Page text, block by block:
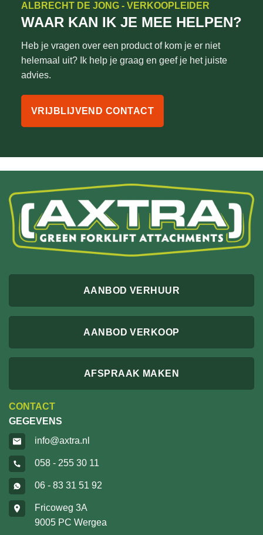
ALBRECHT DE JONG - VERKOOPLEIDER
WAAR KAN IK JE MEE HELPEN?
Heb je vragen over een product of kom je er niet
helemaal uit? Ik help je graag en geef je het juiste
advies.
VRIJBLIJVEND CONTACT
AANBOD VERHUUR
AANBOD VERKOOP
AFSPRAAK MAKEN
CONTACT
GEGEVENS
info@axtra.nl
058 - 255 30 11
06 - 83 31 51 92
Fricoweg 3A
9005 PC Wergea